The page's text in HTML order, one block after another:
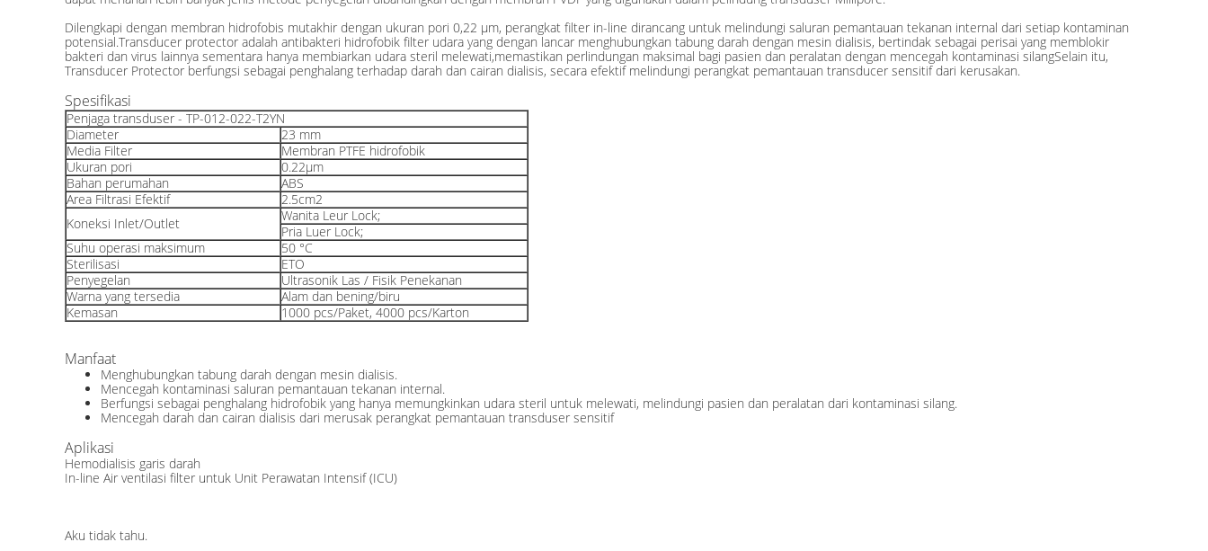
Dilengkapi dengan membran hidrofobis mutakhir dengan ukuran pori 0,22 μm, perangkat filter in-line dirancang untuk melindungi saluran pemantauan tekanan internal dari setiap kontaminan
potensial.Transducer protector adalah antibakteri hidrofobik filter udara yang dengan lancar menghubungkan tabung darah dengan mesin dialisis, bertindak sebagai perisai yang memblokir
bakteri dan virus lainnya sementara hanya membiarkan udara steril melewati,memastikan perlindungan maksimal bagi pasien dan peralatan dengan mencegah kontaminasi silangSelain itu,
Transducer Protector berfungsi sebagai penghalang terhadap darah dan cairan dialisis, secara efektif melindungi perangkat pemantauan transducer sensitif dari kerusakan.
Spesifikasi
Penjaga transduser - TP-012-022-T2YN
Diameter
23 mm
Media Filter
Membran PTFE hidrofobik
Ukuran pori
0.22μm
Bahan perumahan
ABS
Area Filtrasi Efektif
2.5cm2
Koneksi Inlet/Outlet
Wanita Leur Lock;
Pria Luer Lock;
Suhu operasi maksimum
50 °C
Sterilisasi
ETO
Penyegelan
Ultrasonik Las / Fisik Penekanan
Warna yang tersedia
Alam dan bening/biru
Kemasan
1000 pcs/Paket, 4000 pcs/Karton
Manfaat
Menghubungkan tabung darah dengan mesin dialisis.
Mencegah kontaminasi saluran pemantauan tekanan internal.
Berfungsi sebagai penghalang hidrofobik yang hanya memungkinkan udara steril untuk melewati, melindungi pasien dan peralatan dari kontaminasi silang.
Mencegah darah dan cairan dialisis dari merusak perangkat pemantauan transduser sensitif
Aplikasi
Hemodialisis garis darah
In-line Air ventilasi filter untuk Unit Perawatan Intensif (ICU)
Aku tidak tahu.